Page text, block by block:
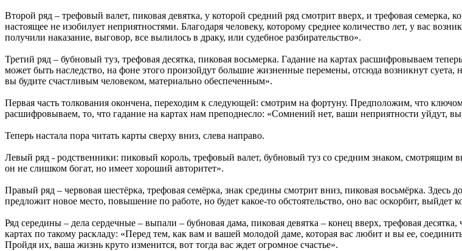
Второй ряд – трефовый валет, пиковая девятка, у которой средний ряд смотрит вверх, и трефовая семерка,
настоящее не изобилует неприятностями. Благодаря человеку, которому среднее количество лет, у вас
получили наказание, выговор, все вылилось в драку, или судебное разбирательство».
Третий ряд – бубновый туз, трефовая десятка, пиковая восьмерка. Гадание на картах расшифровываем
может быть наследство, на фоне этого произойдут большие жизненные перемены, отсюда возникнут суета,
вы будите счастливым человеком, материально обеспеченным».
Первая часть толкования окончена, переходим к следующей: смотрим на фортуну. Предположим, что
расшифровываем, то, что гадание на картах нам преподнесло: «Сомнений нет, ваши неприятности уйдут,
Теперь настала пора читать карты сверху вниз, слева направо.
Левый ряд - родственники: пиковый король, трефовый валет, бубновый туз со средним знаком, смотрящим
он не слишком богат, но имеет хороший авторитет».
Правый ряд – червовая шестёрка, трефовая семёрка, знак средины смотрит вниз, пиковая восьмёрка. Здесь
предложит новое место, повышение по работе, но будет какое-то обстоятельство, оно вас оскорбит, выйдет
Ряд середины – дела сердечные – выпали – бубновая дама, пиковая девятка – конец вверх, трефовая
картах по такому раскладу: «Перед тем, как вам и вашей молодой даме, которая вас любит и вы ее,
Пройдя их, ваша жизнь круто изменится, вот тогда вас ждет огромное счастье».